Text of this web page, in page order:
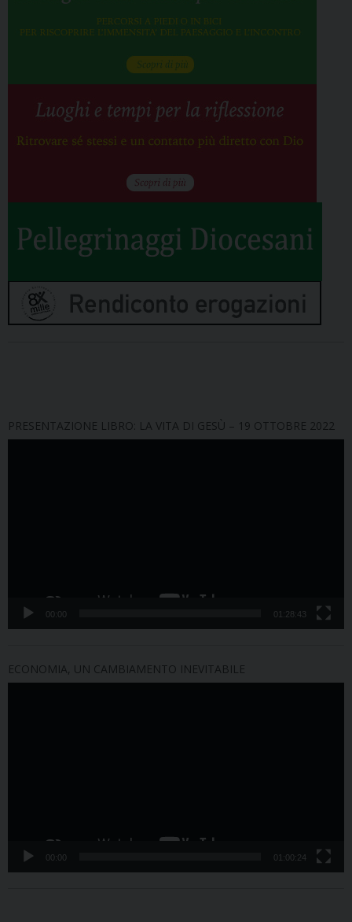
PRESENTAZIONE LIBRO: LA VITA DI GESÙ – 19 OTTOBRE 2022
00:00 01:28:43
ECONOMIA, UN CAMBIAMENTO INEVITABILE
00:00 01:00:24